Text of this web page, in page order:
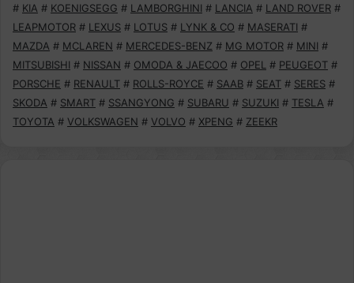
# KIA # KOENIGSEGG # LAMBORGHINI # LANCIA # LAND ROVER #
LEAPMOTOR # LEXUS # LOTUS # LYNK & CO # MASERATI #
MAZDA # MCLAREN # MERCEDES-BENZ # MG MOTOR # MINI #
MITSUBISHI # NISSAN # OMODA & JAECOO # OPEL # PEUGEOT #
PORSCHE # RENAULT # ROLLS-ROYCE # SAAB # SEAT # SERES #
SKODA # SMART # SSANGYONG # SUBARU # SUZUKI # TESLA #
TOYOTA # VOLKSWAGEN # VOLVO # XPENG # ZEEKR